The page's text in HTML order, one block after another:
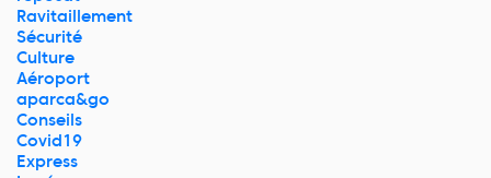
Ravitaillement
Sécurité
Culture
Aéroport
aparca&go
Conseils
Covid19
Express